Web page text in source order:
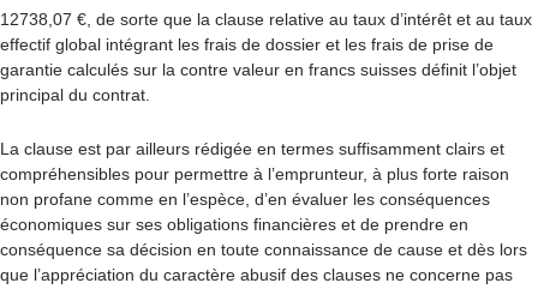
12738,07 €, de sorte que la clause relative au taux d’intérêt et au taux
effectif global intégrant les frais de dossier et les frais de prise de
garantie calculés sur la contre valeur en francs suisses définit l’objet
principal du contrat.
La clause est par ailleurs rédigée en termes suffisamment clairs et
compréhensibles pour permettre à l’emprunteur, à plus forte raison
non profane comme en l’espèce, d’en évaluer les conséquences
économiques sur ses obligations financières et de prendre en
conséquence sa décision en toute connaissance de cause et dès lors
que l’appréciation du caractère abusif des clauses ne concerne pas